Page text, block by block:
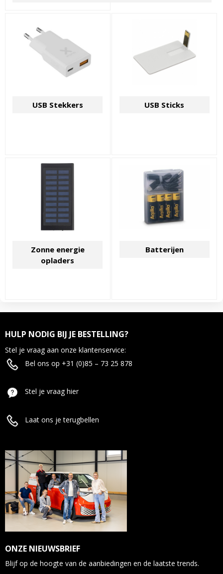
USB Stekkers USB Sticks
Zonne energie
opladers
Batterijen
HULP NODIG BIJ JE BESTELLING?
Stel je vraag aan onze klantenservice:
Bel ons op +31 (0)85 – 73 25 878
Stel je vraag hier
Laat ons je terugbellen
ONZE NIEUWSBRIEF
Blijf op de hoogte van de aanbiedingen en de laatste trends.